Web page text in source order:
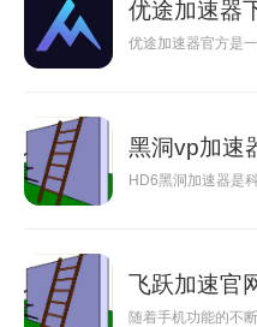
优途加速器
优途加速器官方是
黑洞vp加速
HD6黑洞加速器是
飞跃加速官
随着手机功能的不